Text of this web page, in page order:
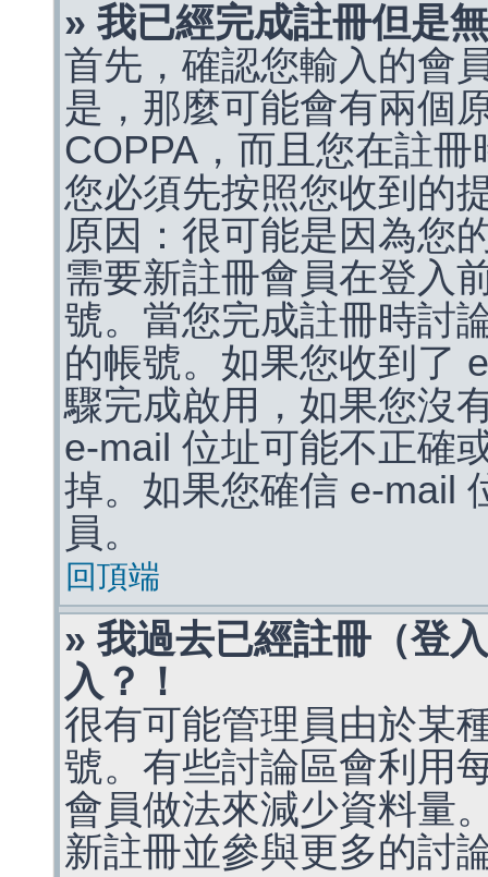
» 我已經完成註冊但是
首先，確認您輸入的會
是，那麼可能會有兩個
COPPA，而且您在註
您必須先按照您收到的
原因：很可能是因為您
需要新註冊會員在登入
號。當您完成註冊時討
的帳號。如果您收到了
驟完成啟用，如果您沒
e-mail 位址可能不正確
掉。如果您確信 e-mail
員。
回頂端
» 我過去已經註冊（登
入？！
很有可能管理員由於某
號。有些討論區會利用
會員做法來減少資料量
新註冊並參與更多的討